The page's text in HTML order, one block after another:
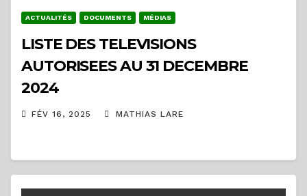
ACTUALITÉS DOCUMENTS MÉDIAS
LISTE DES TELEVISIONS
AUTORISEES AU 31 DECEMBRE
2024
FÉV 16, 2025 MATHIAS LARE